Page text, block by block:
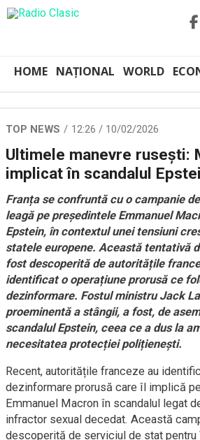
HOME NAȚIONAL WORLD
TOP NEWS 12:26 / 10/02/2026
Ultimele manevre rusești:
implicat în scandalul
Franța se confruntă cu o campanie
leagă pe președintele Emmanuel
Epstein, în contextul unei tensiuni
statele europene. Această tentativă
fost descoperită de autoritățile
identificat o operațiune prorusă ce
dezinformare. Fostul ministru Jack
proeminentă a stângii, a fost, de
scandalul Epstein, ceea ce a dus la
necesitatea protecției polițienești.
Recent, autoritățile franceze au
dezinformare prorusă care îl implică
Emmanuel Macron în scandalul legat
infractor sexual decedat. Această
descoperită de serviciul de stat